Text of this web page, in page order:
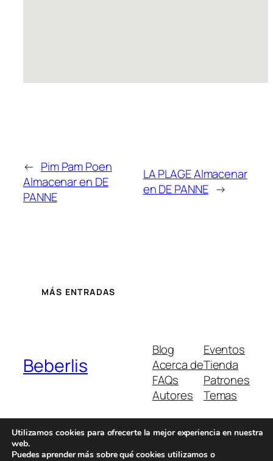
← Pim Pam Poen
Almacenar en DE
PANNE
LA PLAGEAlmacenar
en DE PANNE →
MÁS ENTRADAS
Beberlis
Blog
Acerca de
FAQs
Autores
Eventos
Tienda
Patrones
Temas
Twenty Twenty-Five Diseñado con WordPress
Utilizamos cookies para ofrecerte la mejor experiencia en nuestra
web.
Puedes aprender más sobre qué cookies utilizamos o